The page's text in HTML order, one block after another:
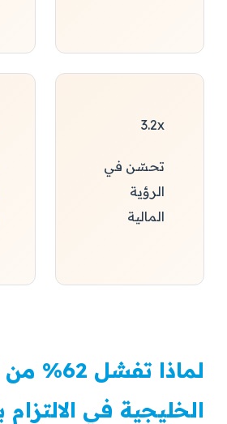
3.2x
تحسّن في
الرؤية
المالية
لماذا
الخليجية في الالتزام